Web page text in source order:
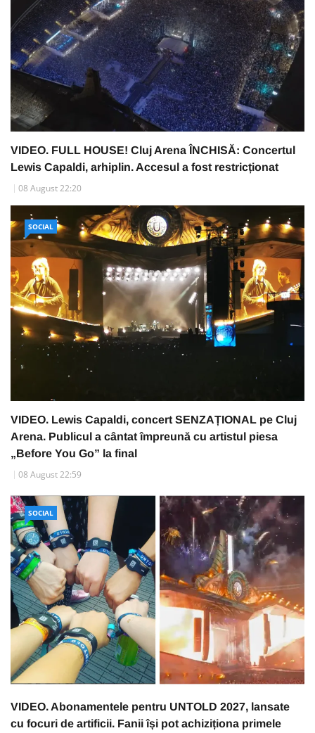
VIDEO. FULL HOUSE! Cluj Arena ÎNCHISĂ: Concertul
Lewis Capaldi, arhiplin. Accesul a fost restricționat
08 August 22:20
SOCIAL
VIDEO. Lewis Capaldi, concert SENZAȚIONAL pe Cluj
Arena. Publicul a cântat împreună cu artistul piesa
„Before You Go” la final
08 August 22:59
SOCIAL
VIDEO. Abonamentele pentru UNTOLD 2027, lansate
cu focuri de artificii. Fanii își pot achiziționa primele